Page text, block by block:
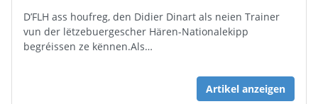
D’FLH ass houfreg, den Didier Dinart als neien Trainer
vun der lëtzebuergescher Hären-Nationalekipp
begréissen ze kënnen.Als…
Artikel anzeigen